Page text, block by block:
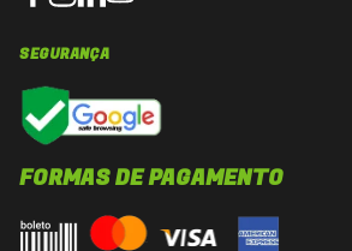
SEGURANÇA
FORMAS DE PAGAMENTO